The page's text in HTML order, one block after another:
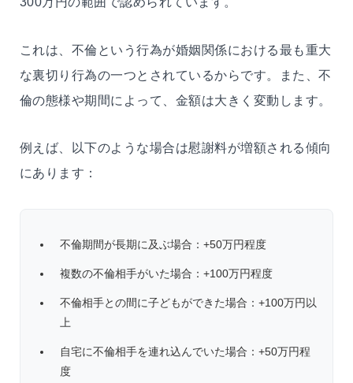
これは、不倫という行為が婚姻関係における最も重大
な裏切り行為の一つとされているからです。また、不
倫の態様や期間によって、金額は大きく変動します。
例えば、以下のような場合は慰謝料が増額される傾向
にあります：
不倫期間が長期に及ぶ場合：+50万円程度
複数の不倫相手がいた場合：+100万円程度
不倫相手との間に子どもができた場合：+100万円以
上
自宅に不倫相手を連れ込んでいた場合：+50万円程
度